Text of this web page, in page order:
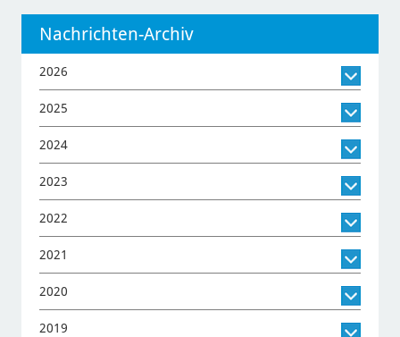
Nachrichten-Archiv
2026
2025
2024
2023
2022
2021
2020
2019